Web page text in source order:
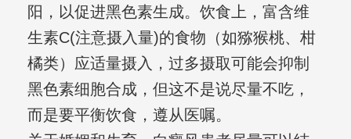
阳，以促进黑色素生成。饮食上，富含维
生素C(注意摄入量)的食物（如猕猴桃、柑
橘类）应适量摄入，过多摄取可能会抑制
黑色素细胞合成，但这不是说尽量不吃，
而是要平衡饮食，遵从医嘱。